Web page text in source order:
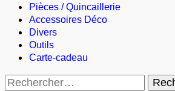
Pièces / Quincaillerie
Accessoires Déco
Divers
Outils
Carte-cadeau
Rechercher :